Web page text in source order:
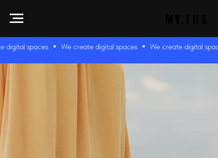
We create digital spaces We create digital spaces We create